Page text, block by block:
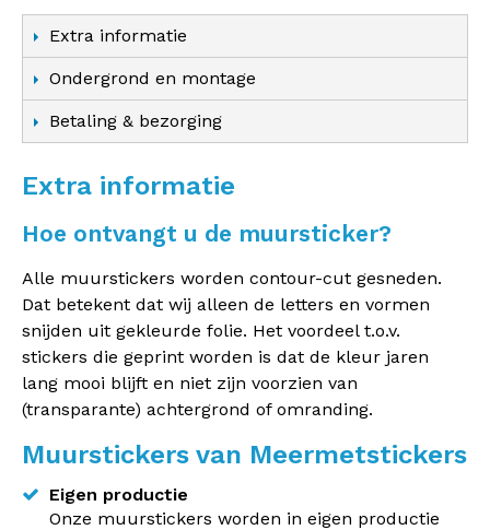
Extra informatie
Ondergrond en montage
Betaling & bezorging
Extra informatie
Hoe ontvangt u de muursticker?
Alle muurstickers worden contour-cut gesneden.
Dat betekent dat wij alleen de letters en vormen
snijden uit gekleurde folie. Het voordeel t.o.v.
stickers die geprint worden is dat de kleur jaren
lang mooi blijft en niet zijn voorzien van
(transparante) achtergrond of omranding.
Muurstickers van Meermetstickers
Eigen productie
Onze muurstickers worden in eigen productie